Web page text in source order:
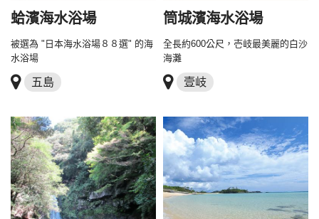
蛤濱海水浴場
被選為 "日本海水浴場８８選" 的海
水浴場
五島
筒城濱海水浴場
全長約600公尺，壱岐最美麗的白沙
海灘
壹岐